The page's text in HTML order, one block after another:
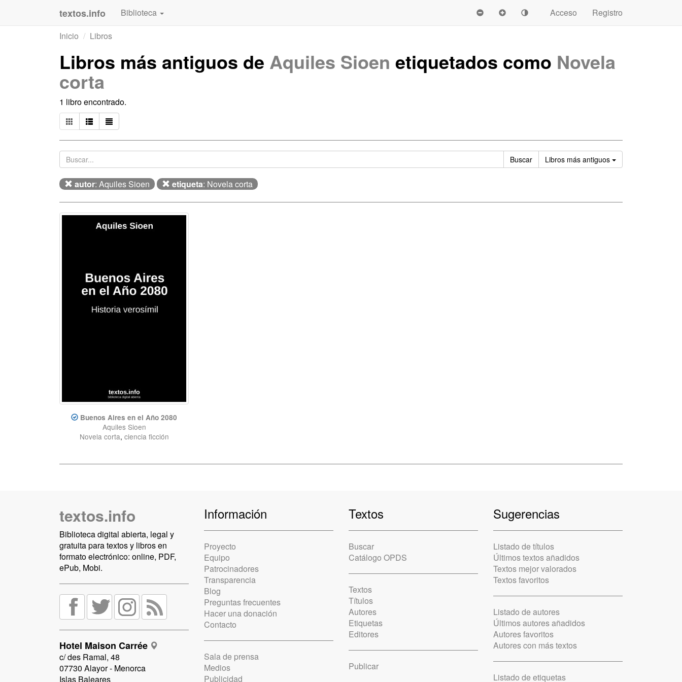
textos.info Biblioteca Acceso
Registro
Inicio
Libros
Libros más antiguos de Aquiles Sioen etiquetados como Novela
corta
1 libro encontrado.
Buscar Libros más antiguos Ordenar
autor: Aquiles Sioen etiqueta: Novela corta
Buenos Aires en el Año 2080
Aquiles Sioen
Novela corta, ciencia ficción
textos.info
Biblioteca digital abierta, legal y
gratuita para textos y libros en
formato electrónico: online, PDF,
ePub, Mobi.
Hotel Maison Carrée
c/ des Ramal, 48
07730 Alayor - Menorca
Islas Baleares
Información
Proyecto
Equipo
Patrocinadores
Transparencia
Blog
Preguntas frecuentes
Hacer una donación
Contacto
Sala de prensa
Medios
Publicidad
Textos
Buscar
Catálogo OPDS
Textos
Títulos
Autores
Etiquetas
Editores
Publicar
Sugerencias
Listado de títulos
Últimos textos añadidos
Textos mejor valorados
Textos favoritos
Listado de autores
Últimos autores añadidos
Autores favoritos
Autores con más textos
Listado de etiquetas